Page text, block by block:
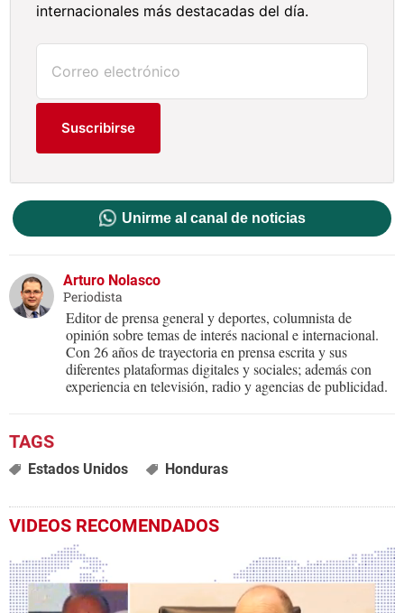
internacionales más destacadas del día.
Suscribirse
Unirme al canal de noticias
Arturo Nolasco
Periodista
Editor de prensa general y deportes, columnista de
opinión sobre temas de interés nacional e internacional.
Con 26 años de trayectoria en prensa escrita y sus
diferentes plataformas digitales y sociales; además con
experiencia en televisión, radio y agencias de publicidad.
Estados Unidos Honduras
VIDEOS RECOMENDADOS